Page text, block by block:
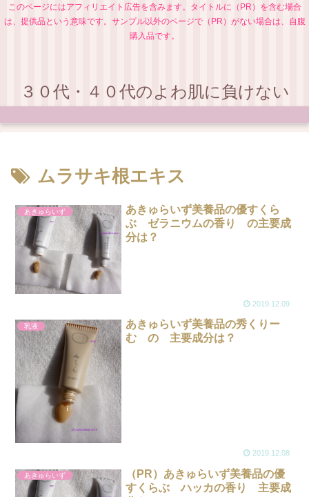
このページにはアフィリエイト広告を含みます。タイトルに（PR）を含む場合
は、提供品という意味です。サンプル以外のページで（PR）がない場合は、自腹
購入品です。
３０代・４０代のよわ肌に負けない
ムラサキ根エキス
あきゅらいず
あきゅらいず美養品の優すくら
ぶ ゼラニウムの香り の主要成
分は？
2019.12.09
乳液
あきゅらいず美養品の秀くりー
む の 主要成分は？
2019.12.08
あきゅらいず
（PR）あきゅらいず美養品の優
すくらぶ ハッカの香り 主要成